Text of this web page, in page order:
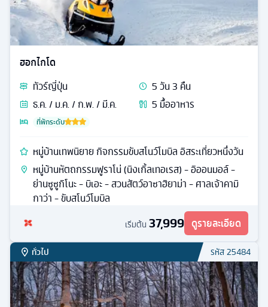
ฮอกไกโด
ทัวร์ญี่ปุ่น 5วัน3 คืน
ธ.ค. / ม.ค. / ก.พ. / มี.ค.
5 มื้ออาหาร
ที่พักระดับ
หมู่บ้านเทพนิยาย กิจกรรมขับสโนว์โมบิล อิสระเที่ยวหนึ่งวัน
หมู่บ้านหัตถกรรมฟูราโน่ (นิงเกิ้ลเทอเรส) - อิออนมอล์ -
ย่านซูซูกิโนะ - บิเอะ - สวนสัตว์อาซาฮิยาม่า - ศาลเจ้าคามิ
กาว่า - ขับสโนว์โมบิล
เริ่มต้น 37,999 ดูรายละเอียด
ทั่วไป รหัส25484